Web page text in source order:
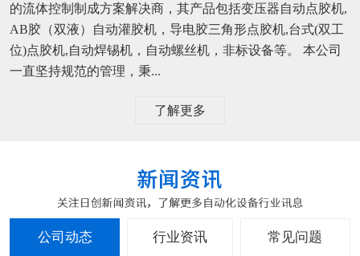
的流体控制制成方案解决商，其产品包括变压器自动点胶机,
AB胶（双液）自动灌胶机，导电胶三角形点胶机,台式(双工
位)点胶机,自动焊锡机，自动螺丝机，非标设备等。 本公司
一直坚持规范的管理，秉...
了解更多
公司动态 行业资讯 常见问题